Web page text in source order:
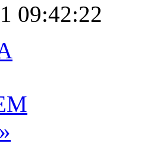
09:42:22